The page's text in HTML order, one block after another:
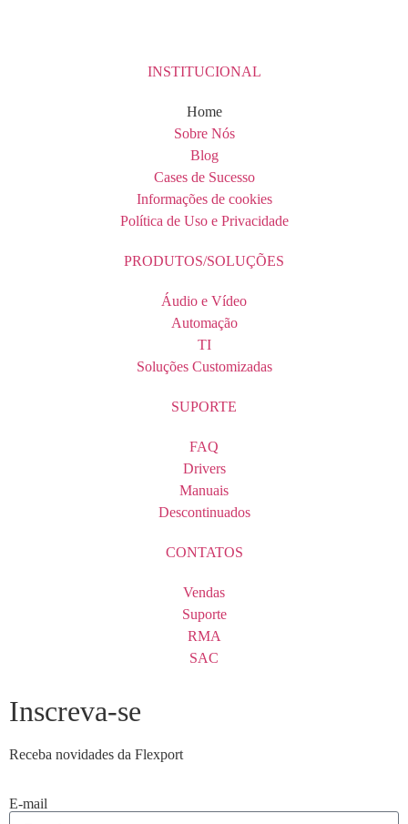
INSTITUCIONAL
Home
Sobre Nós
Blog
Cases de Sucesso
Informações de cookies
Política de Uso e Privacidade
PRODUTOS/SOLUÇÕES
Áudio e Vídeo
Automação
TI
Soluções Customizadas
SUPORTE
FAQ
Drivers
Manuais
Descontinuados
CONTATOS
Vendas
Suporte
RMA
SAC
Inscreva-se
Receba novidades da Flexport
E-mail